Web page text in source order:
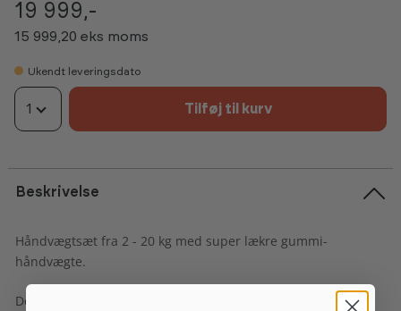
19 999,-
15 999,20 eks moms
Ukendt leveringsdato
1 Tilføj til kurv
Beskrivelse
Håndvægtsæt fra 2 - 20 kg med super lækre gummi-
håndvægte.
De patenterede håndvægte fra American Barbell er